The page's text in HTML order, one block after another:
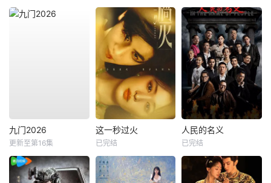
九门2026
更新至第16集
这一秒过火
已完结
人民的名义
已完结